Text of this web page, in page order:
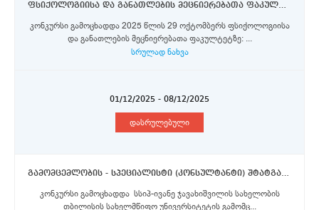
ფსიქოლოგიისა და განათლების მეცნიერებათა ფაკულტეტი - ასოცირებული პროფესორი
კონკურსი გამოცხადდა 2025 წლის 29 ოქტომბერს ფსიქოლოგიისა
და განათლების მეცნიერებათა ფაკულტეტზე: ...
სრულად ნახვა
01/12/2025 - 08/12/2025
დასრულებული
გამომცემლობის - სპეციალისტი (კონსულტანტი) შტატგარეშე პოზიცია
კონკურსი გამოცხადდა სსიპ-ივანე ჯავახიშვილის სახელობის
თბილისის სახელმწიფო უნივერსიტეტის გამომც...